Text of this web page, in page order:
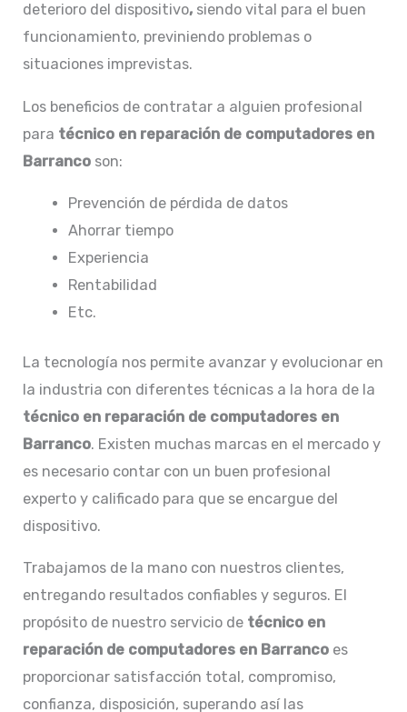
deterioro del dispositivo, siendo vital para el buen
funcionamiento, previniendo problemas o
situaciones imprevistas.
Los beneficios de contratar a alguien profesional
para técnico en reparación de computadores en
Barranco son:
Prevención de pérdida de datos
Ahorrar tiempo
Experiencia
Rentabilidad
Etc.
La tecnología nos permite avanzar y evolucionar en
la industria con diferentes técnicas a la hora de la
técnico en reparación de computadores en
Barranco. Existen muchas marcas en el mercado y
es necesario contar con un buen profesional
experto y calificado para que se encargue del
dispositivo.
Trabajamos de la mano con nuestros clientes,
entregando resultados confiables y seguros. El
propósito de nuestro servicio de técnico en
reparación de computadores en Barranco es
proporcionar satisfacción total, compromiso,
confianza, disposición, superando así las